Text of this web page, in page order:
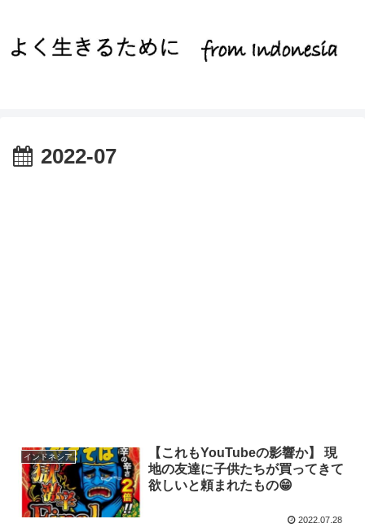
2022-07
インドネシア
【これもYouTubeの影響か】 現
地の友達に子供たちが買ってきて
欲しいと頼まれたもの😁
2022.07.28